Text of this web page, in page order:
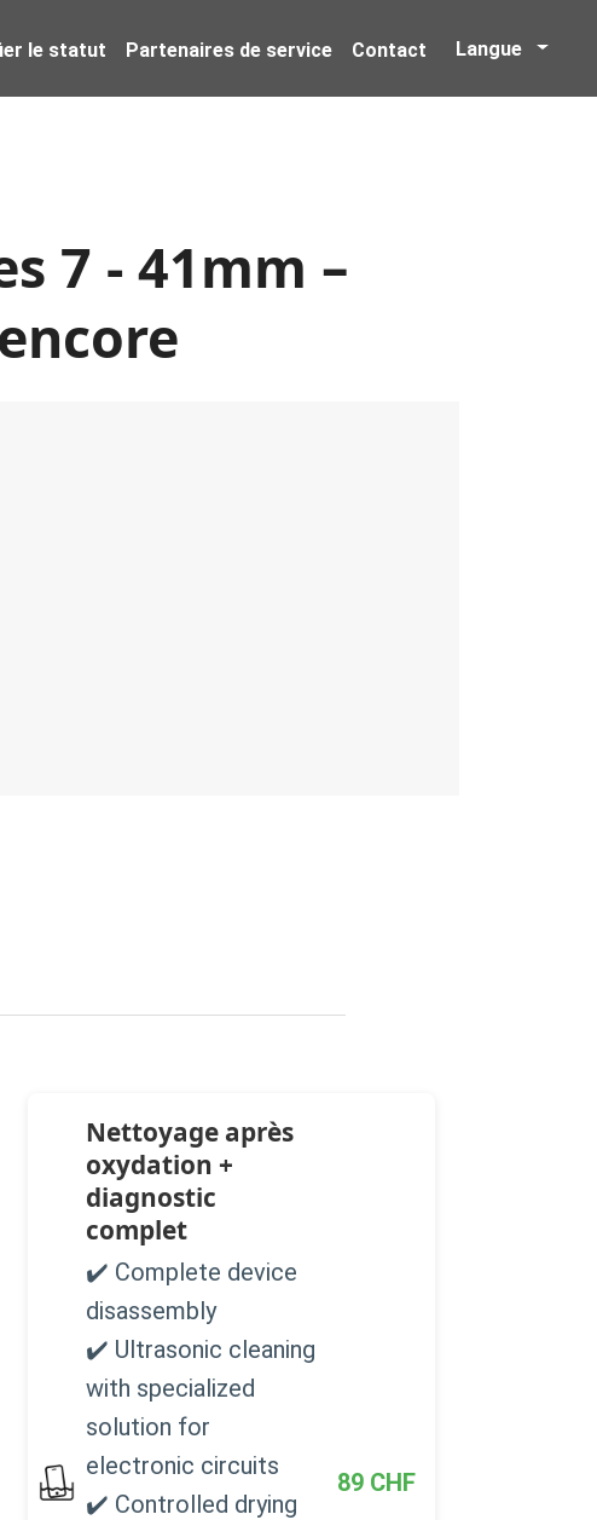
le statut Partenaires de service Contact Langue
7 - 41mm –
Nettoyage après
oxydation +
diagnostic
complet
✔️ Complete device
disassembly
✔️ Ultrasonic cleaning
with specialized
solution for
electronic circuits
✔️ Controlled drying
89CHF